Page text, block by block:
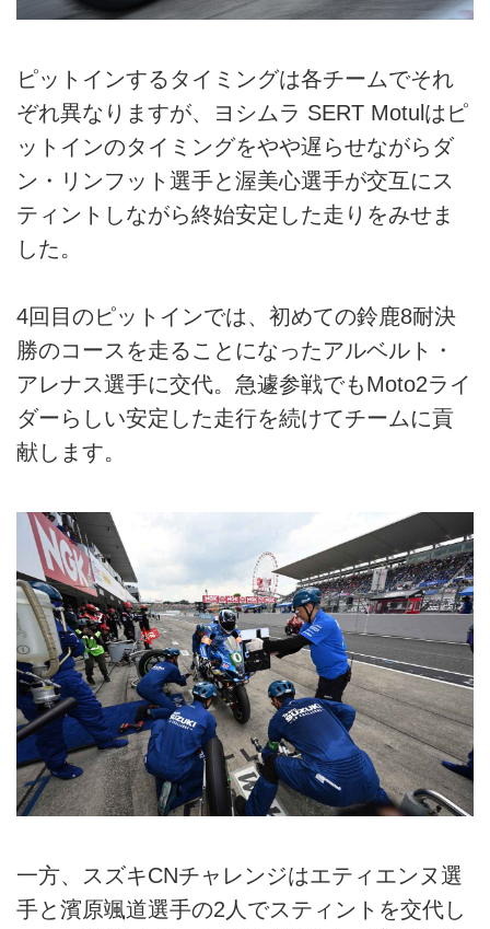
ピットインするタイミングは各チームでそれ
ぞれ異なりますが、ヨシムラ SERT Motulはピ
ットインのタイミングをやや遅らせながらダ
ン・リンフット選手と渥美心選手が交互にス
ティントしながら終始安定した走りをみせま
した。
4回目のピットインでは、初めての鈴鹿8耐決
勝のコースを走ることになったアルベルト・
アレナス選手に交代。急遽参戦でもMoto2ライ
ダーらしい安定した走行を続けてチームに貢
献します。
一方、スズキCNチャレンジはエティエンヌ選
手と濱原颯道選手の2人でスティントを交代し